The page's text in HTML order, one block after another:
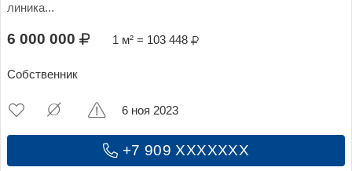
линика...
6 000 000 1 м² = 103 448
Собственник
+7 909 XXXXXXX
6 ноя 2023